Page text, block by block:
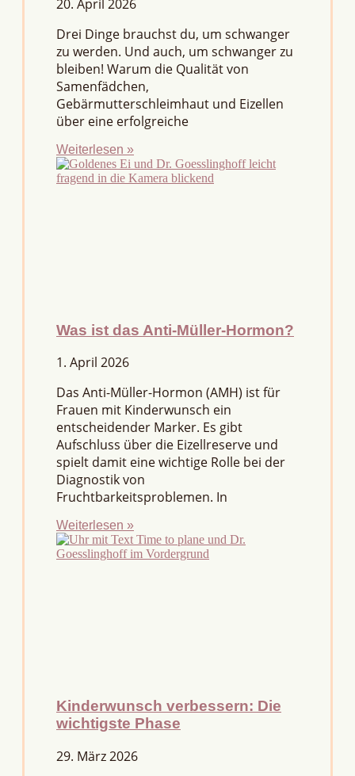
20. April 2026
Drei Dinge brauchst du, um schwanger
zu werden. Und auch, um schwanger zu
bleiben! Warum die Qualität von
Samenfädchen,
Gebärmutterschleimhaut und Eizellen
über eine erfolgreiche
Weiterlesen »
Was ist das Anti-Müller-Hormon?
1. April 2026
Das Anti-Müller-Hormon (AMH) ist für
Frauen mit Kinderwunsch ein
entscheidender Marker. Es gibt
Aufschluss über die Eizellreserve und
spielt damit eine wichtige Rolle bei der
Diagnostik von
Fruchtbarkeitsproblemen. In
Weiterlesen »
Kinderwunsch verbessern: Die
wichtigste Phase
29. März 2026